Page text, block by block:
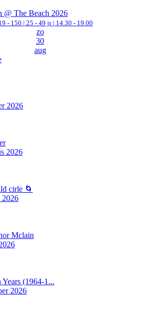
The Beach 2026
- 150 | 25 - 49 jr | 14.30 - 19.00
zo
30
aug
2026
2026
cirle 🌀
2026
Mclain
(1964-1...
2026